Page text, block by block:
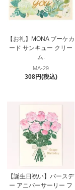
【お礼】MONA ブーケカ
ード サンキュー クリー
ム.
MA-29
308円(税込)
【誕生日祝い】バースデ
ー アニバーサーリー フ